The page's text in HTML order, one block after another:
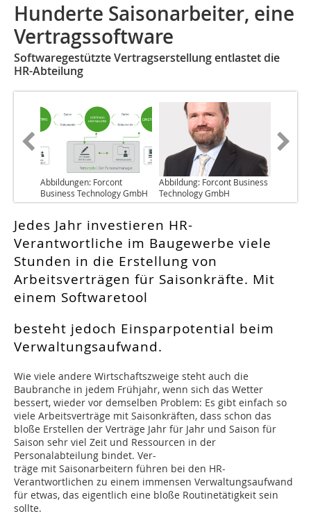
Hunderte Saisonarbeiter, eine
Vertragssoftware
Softwaregestützte Vertragserstellung entlastet die
HR-Abteilung
Abbildungen: Forcont
Business Technology GmbH
Abbildung: Forcont Business
Technology GmbH
Jedes Jahr investieren HR-
Verantwortliche im Baugewerbe viele
Stunden in die Erstellung von
Arbeitsverträgen für Saisonkräfte. Mit
einem Softwaretool
besteht jedoch Einsparpotential beim
Verwaltungsaufwand.
Wie viele andere Wirtschaftszweige steht auch die
Baubranche in jedem Frühjahr, wenn sich das Wetter
bessert, wieder vor demselben Problem: Es gibt einfach so
viele Arbeitsverträge mit Saisonkräften, dass schon das
bloße Erstellen der Verträge Jahr für Jahr und Saison für
Saison sehr viel Zeit und Ressourcen in der
Personalabteilung bindet. Ver-
träge mit Saisonarbeitern führen bei den HR-
Verantwortlichen zu einem immensen Verwaltungsaufwand
für etwas, das eigentlich eine bloße Routinetätigkeit sein
sollte.